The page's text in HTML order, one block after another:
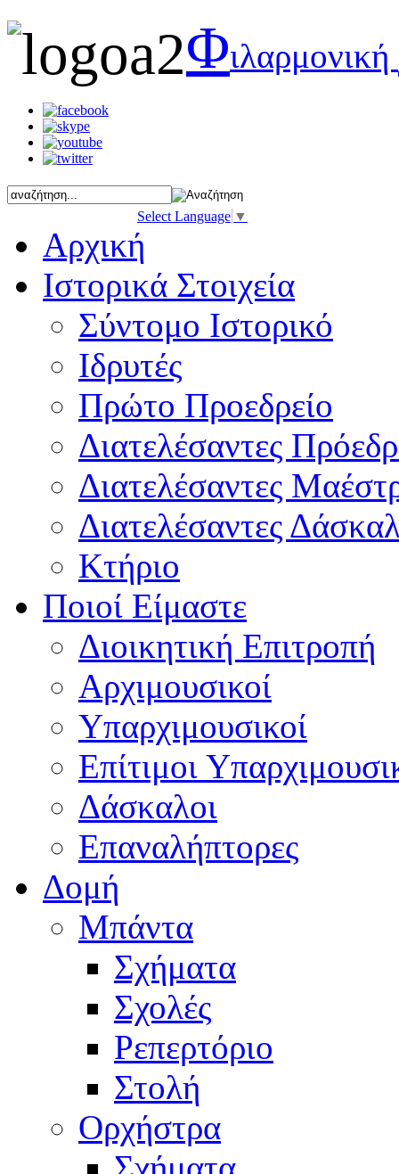
Φιλαρμονική
Select Language ▼
Αρχική
Ιστορικά Στοιχεία
Σύντομο Ιστορικό
Ιδρυτές
Πρώτο Προεδρείο
Διατελέσαντες
Διατελέσαντες
Διατελέσαντες
Κτήριο
Ποιοί Είμαστε
Διοικητική Επιτροπή
Aρχιμουσικοί
Υπαρχιμουσικοί
Επίτιμοι
Δάσκαλοι
Επαναλήπτορες
Δομή
Μπάντα
Σχήματα
Σχολές
Ρεπερτόριο
Στολή
Ορχήστρα